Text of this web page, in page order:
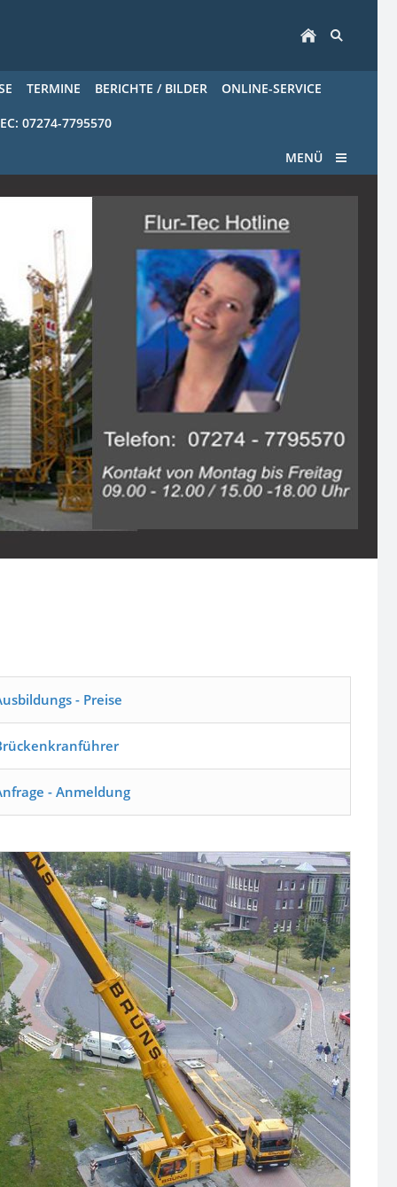
TERMINE BERICHTE / BILDER ONLINE-SERVICE
07274-7795570
MENÜ
- Preise
- Anmeldung